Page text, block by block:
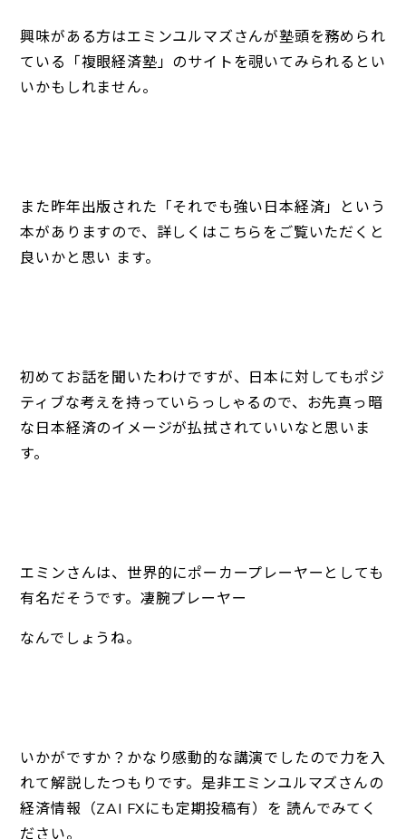
興味がある方はエミンユルマズさんが塾頭を務められ
ている
「複眼経済塾」 のサイトを覗いてみられるとい
いかもしれません。
また昨年出版された 「それでも強い日本経済」
という
本がありますので、詳しくはこちらをご覧いただくと
良いかと思い ます。
初めてお話を聞いたわけですが、日本に対してもポジ
ティブな考えを持っていらっしゃるので、お先真っ暗
な日本経済のイメージが払拭されていいなと思いま
す。
エミンさんは、世界的にポーカープレーヤーとしても
有名だそうです。凄腕プレーヤー
なんでしょうね。
いかがですか？かなり感動的な講演でしたので力を入
れて解説したつもりです。是非エミンユルマズさんの
経済情報（ZAI FXにも定期投稿有）を 読んでみてく
ださい。